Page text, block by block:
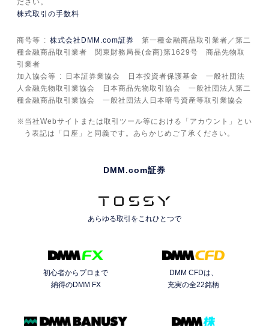
ださい。
株式取引の手数料
商号等 株式会社DMM.com証券 第一種金融商品取引業者／第二
種金融商品取引業者 関東財務局長(金商)第1629号 商品先物取
引業者
加入協会等
日本証券業協会 日本投資者保護基金 一般社団法
人金融先物取引業協会 日本商品先物取引協会 一般社団法人第二
種金融商品取引業協会 一般社団法人日本暗号資産等取引業協会
当社Webサイトまたは取引ツール等における「アカウント」とい
う表記は「口座」と同義です。あらかじめご了承ください。
DMM.com証券
あらゆる取引をこれひとつで
初心者からプロまで
納得のDMM FX
DMM CFDは、
充実の全22銘柄